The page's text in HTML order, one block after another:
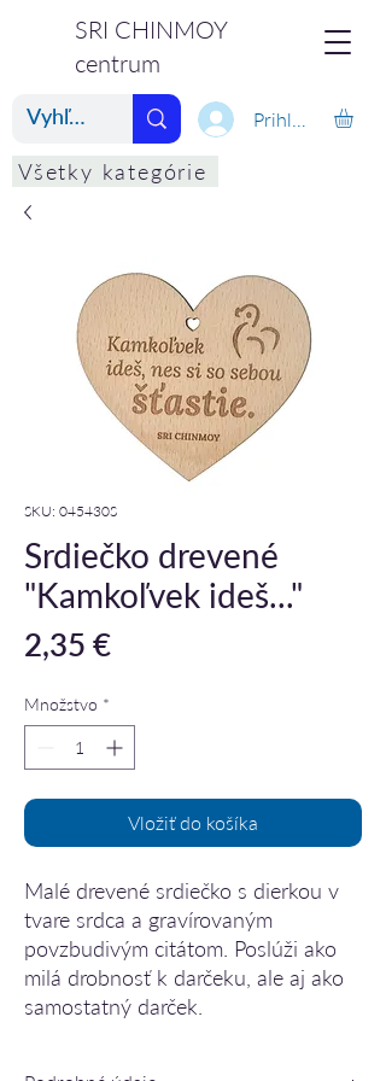
SRI CHINMOY
centrum
Prihlásiť
Všetky kategórie
SKU: 045430S
Srdiečko drevené
"Kamkoľvek ideš..."
2,35 €Price
Množstvo *
Vložiť do košíka
Malé drevené srdiečko s dierkou v
tvare srdca a gravírovaným
povzbudivým citátom. Poslúži ako
milá drobnosť k darčeku, ale aj ako
samostatný darček.